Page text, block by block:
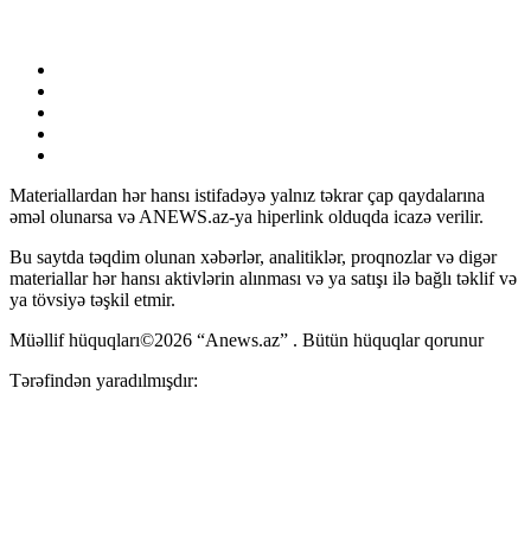
Materiallardan hər hansı istifadəyə yalnız təkrar çap qaydalarına
əməl olunarsa və ANEWS.az-ya hiperlink olduqda icazə verilir.
Bu saytda təqdim olunan xəbərlər, analitiklər, proqnozlar və digər
materiallar hər hansı aktivlərin alınması və ya satışı ilə bağlı təklif və
ya tövsiyə təşkil etmir.
Müəllif hüquqları©2026 “Anews.az” . Bütün hüquqlar qorunur
Tərəfindən yaradılmışdır: